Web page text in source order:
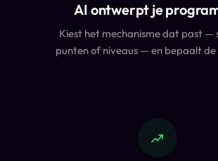
AI ontwerpt je
Kiest het mechanisme dat past —
punten of niveaus — en bepaalt de